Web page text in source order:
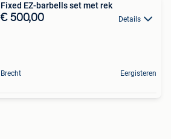
Fixed EZ-barbells set met rek
€ 500,00 Details
Brecht Eergisteren